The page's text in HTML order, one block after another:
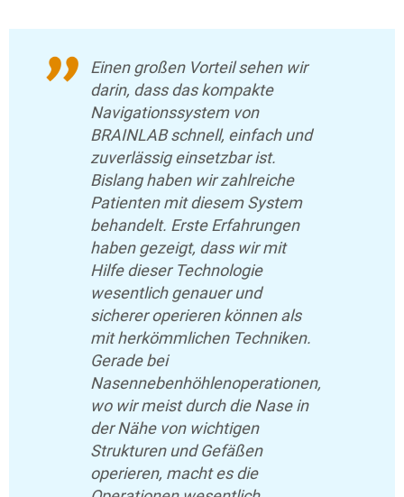
Einen großen Vorteil sehen wir
darin, dass das kompakte
Navigationssystem von
BRAINLAB schnell, einfach und
zuverlässig einsetzbar ist.
Bislang haben wir zahlreiche
Patienten mit diesem System
behandelt. Erste Erfahrungen
haben gezeigt, dass wir mit
Hilfe dieser Technologie
wesentlich genauer und
sicherer operieren können als
mit herkömmlichen Techniken.
Gerade bei
Nasennebenhöhlenoperationen,
wo wir meist durch die Nase in
der Nähe von wichtigen
Strukturen und Gefäßen
operieren, macht es die